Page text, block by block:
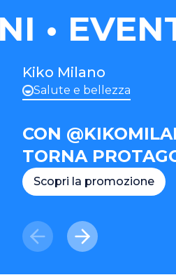
Kiko Milano
Salute e bellezza
CON
TORNA
Scopri la promozione